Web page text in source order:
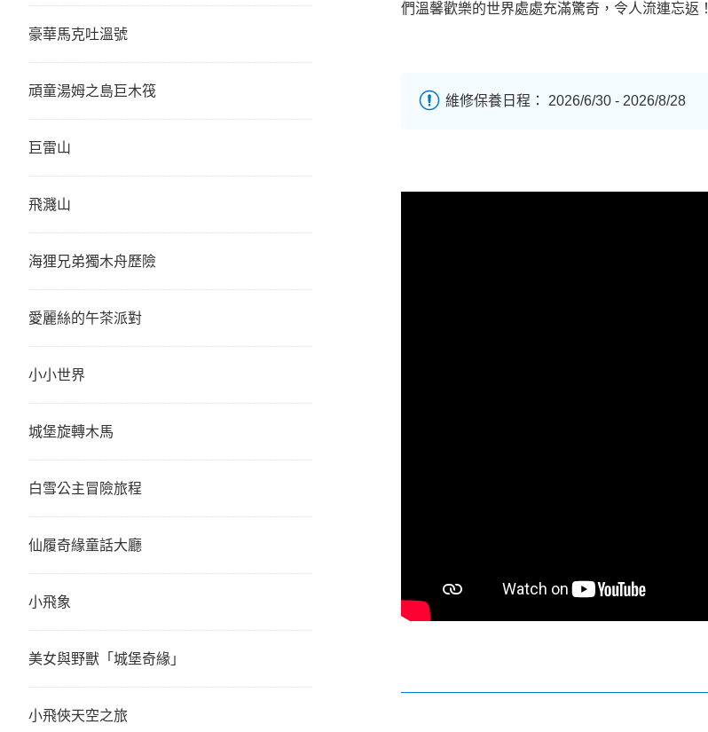
們溫馨歡樂的世界處處充滿驚奇，令人流連忘返！
維修保養日程： 2026/6/30 - 2026/8/28
豪華馬克吐溫號
頑童湯姆之島巨木筏
巨雷山
飛濺山
海狸兄弟獨木舟歷險
愛麗絲的午茶派對
小小世界
城堡旋轉木馬
白雪公主冒險旅程
仙履奇緣童話大廳
小飛象
美女與野獸「城堡奇緣」
小飛俠天空之旅